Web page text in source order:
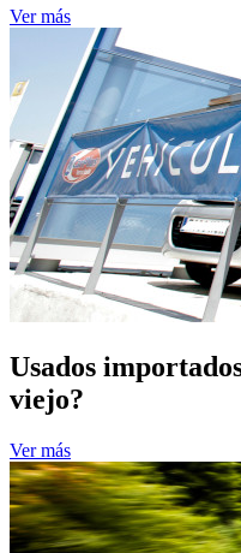
Ver más
Usados
viejo?
Ver más